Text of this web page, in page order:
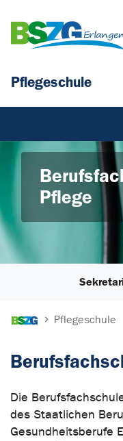
Pflegeschule
Pflege
Pflegeschule
Die
des Staatlichen
Gesundheitsberufe